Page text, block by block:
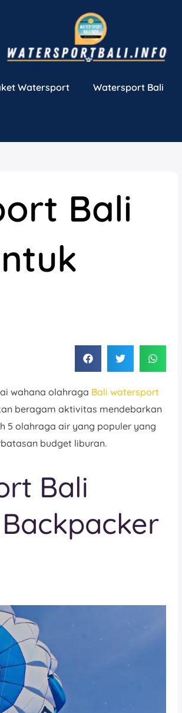
Watersport Watersport Bali
Bali
wahana olahraga Bali watersport
beragam aktivitas mendebarkan
5 olahraga air yang populer yang
budget liburan.
Bali